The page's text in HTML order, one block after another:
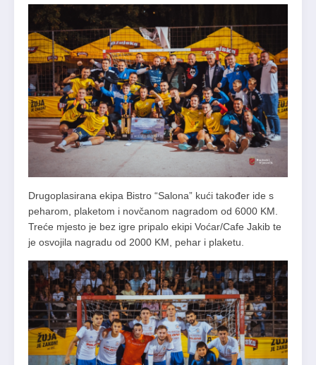
Drugoplasirana ekipa Bistro “Salona” kući također ide s
peharom, plaketom i novčanom nagradom od 6000 KM.
Treće mjesto je bez igre pripalo ekipi Voćar/Cafe Jakib te
je osvojila nagradu od 2000 KM, pehar i plaketu.